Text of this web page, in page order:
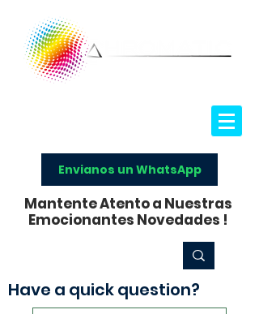
Envianos un WhatsApp
Mantente Atento a Nuestras
Emocionantes Novedades !
Have a quick question?